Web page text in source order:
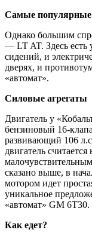
Самые популярные
Однако большим
— LT AT. Здесь есть
сидений, и
дверях, и
«автомат».
Силовые агрегаты
Двигатель у
бензиновый 16-
развивающий 106
двигатель
сказано выше, в
мотором идет
уникальное
«автомат» GM 6Т30.
Как едет?